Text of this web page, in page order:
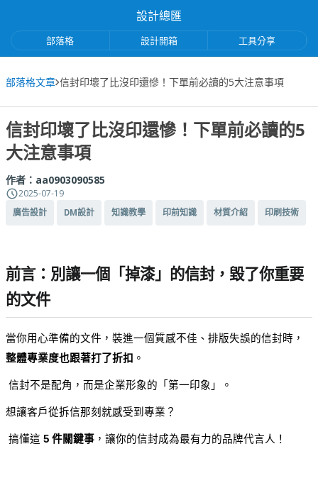
設計總匯
部落格 設計開箱 工具分享
部落格文章 信封印壞了比沒印還慘！下單前必讀的5大注意事項
信封印壞了比沒印還慘！下單前必讀的5
大注意事項
作者： aa0903090585
2025-07-19
廣告設計 DM設計 知識教學 印前知識 材質介紹 印刷技術
前言：別讓一個「掉漆」的信封，毀了你重要
的文件
當你用心準備的文件，裝進一個質感不佳、排版失誤的信封時，
整體專業度也跟著打了折扣 。
信封不是配角，而是企業形象的「第一印象」。
想讓客戶從拆信那刻就感受到專業？
搞懂這 5 件關鍵事 ，讓你的信封成為最有力的品牌代言人！